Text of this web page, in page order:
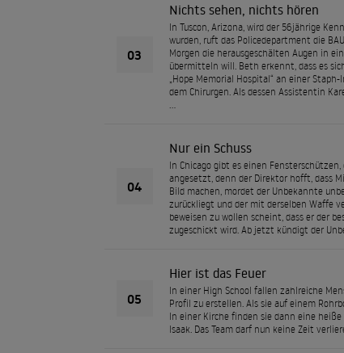
03
Nichts sehen, nichts hören
In Tuscon, Arizona, wird der 56jährige
wurden, ruft das Policedepartment die
Morgen die herausgeschälten Augen in
übermitteln will. Beth erkennt, dass es
„Hope Memorial Hospital“ an einer
dem Chirurgen. Als dessen Assistentin
04
Nur ein Schuss
In Chicago gibt es einen
angesetzt, denn der Direktor hofft, dass
Bild machen, mordet der Unbekannte
zurückliegt und der mit derselben Waffe
beweisen zu wollen scheint, dass er der
zugeschickt wird. Ab jetzt kündigt der
05
Hier ist das Feuer
In einer High School fallen zahlreiche
Profil zu erstellen. Als sie auf einem
In einer Kirche finden sie dann eine
Isaak. Das Team darf nun keine Zeit